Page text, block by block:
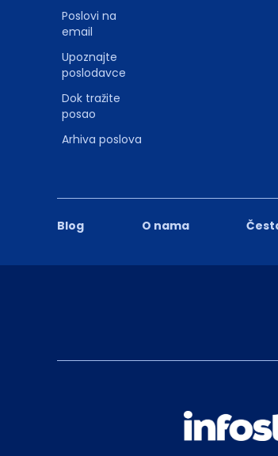
Blog O nama
Poslovi na
email
Upoznajte
poslodavce
Dok tražite
posao
Arhiva poslova